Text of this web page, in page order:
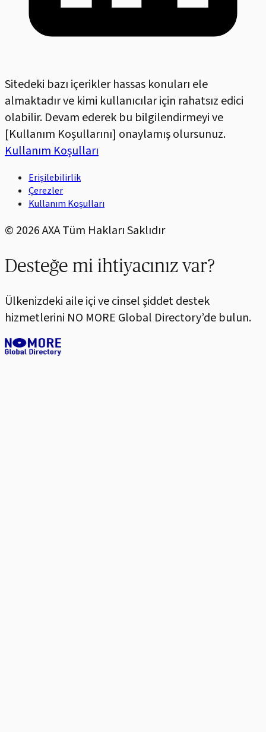
Sitedeki bazı içerikler hassas konuları ele
almaktadır ve kimi kullanıcılar için rahatsız edici
olabilir. Devam ederek bu bilgilendirmeyi ve
[Kullanım Koşullarını] onaylamış olursunuz.
Kullanım Koşulları
Erişilebilirlik
Çerezler
Kullanım Koşulları
© 2026AXA Tüm Hakları Saklıdır
Desteğe mi ihtiyacınız var?
Ülkenizdeki aile içi ve cinsel şiddet destek
hizmetlerini NO MORE Global Directory’de bulun.